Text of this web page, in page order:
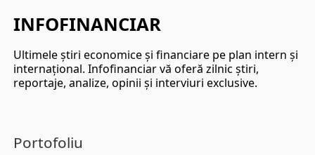
INFOFINANCIAR
Ultimele ştiri economice şi financiare pe plan intern şi
internaţional. Infofinanciar vă oferă zilnic ştiri,
reportaje, analize, opinii şi interviuri exclusive.
Portofoliu